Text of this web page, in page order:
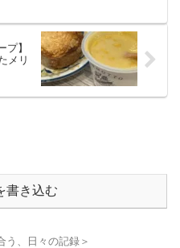
プ】
メリ
書き込む
う、日々の記録＞